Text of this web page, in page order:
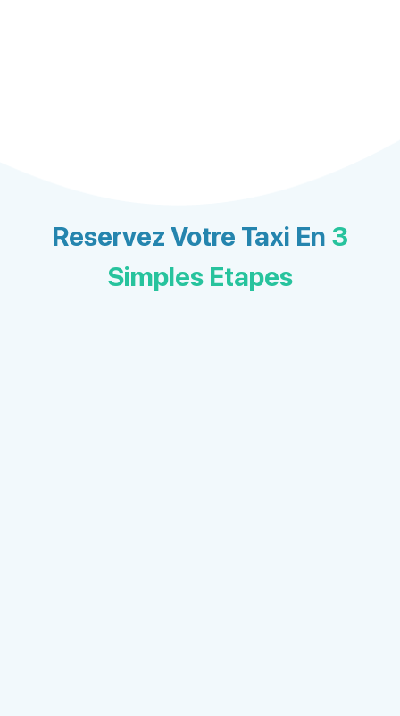
Reservez Votre Taxi En 3
Simples Etapes